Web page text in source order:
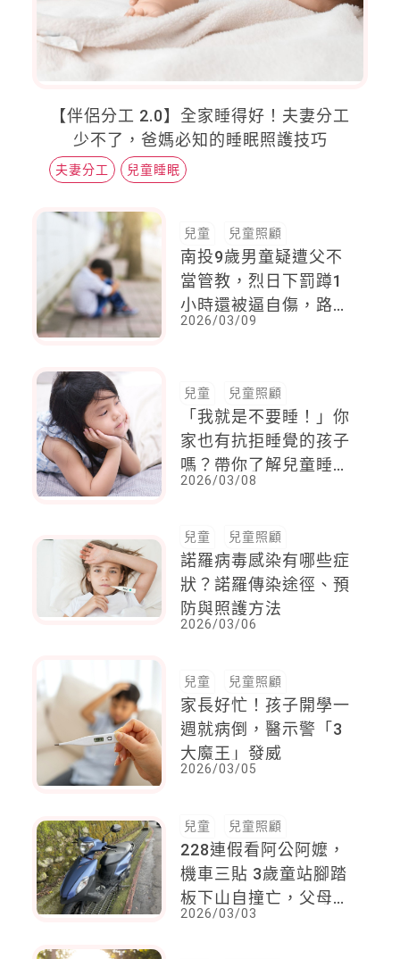
【伴侶分工 2.0】全家睡得好！夫妻分工
少不了，爸媽必知的睡眠照護技巧
夫妻分工 兒童睡眠
兒童 兒童照顧
南投9歲男童疑遭父不
當管教，烈日下罰蹲1
小時還被逼自傷，路人
勸阻反遭持棍追逐
2026/03/09
兒童 兒童照顧
「我就是不要睡！」你
家也有抗拒睡覺的孩子
嗎？帶你了解兒童睡眠
焦慮
2026/03/08
兒童 兒童照顧
諾羅病毒感染有哪些症
狀？諾羅傳染途徑、預
防與照護方法
2026/03/06
兒童 兒童照顧
家長好忙！孩子開學一
週就病倒，醫示警「3
大魔王」發威
2026/03/05
兒童 兒童照顧
228連假看阿公阿嬤，
機車三貼 3歲童站腳踏
板下山自撞亡，父母目
睹悲劇崩潰！長輩要求
2026/03/03